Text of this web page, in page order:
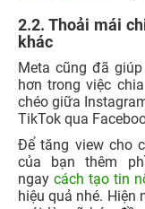
2.2. Thoải mái
khác
Meta cũng đã
hơn trong việc
chéo giữa
TikTok qua
Để tăng view cho
của bạn thêm
ngay cách tạo tin
hiệu quả nhé. Hiện